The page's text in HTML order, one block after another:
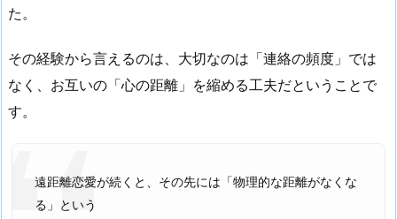
た。
その経験から言えるのは、大切なのは「連絡の頻度」では
なく、お互いの「心の距離」を縮める工夫だということで
す。
遠距離恋愛が続くと、その先には「物理的な距離がなくな
る」という